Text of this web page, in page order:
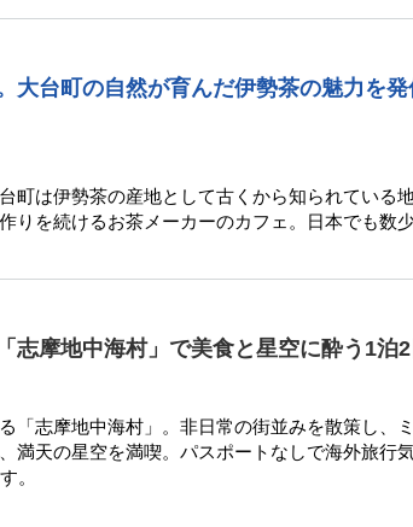
大台町の自然が育んだ伊勢茶の魅力を発
町は伊勢茶の産地として古くから知られている地
りを続けるお茶メーカーのカフェ。日本でも数
志摩地中海村」で美食と星空に酔う1泊2
「志摩地中海村」。非日常の街並みを散策し、
満天の星空を満喫。パスポートなしで海外旅行
。